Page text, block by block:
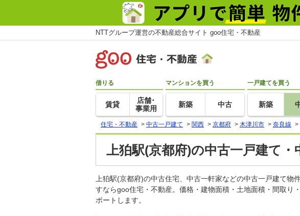
NTTグループ運営の不動産総合サイト goo住宅・不動産
借りる
賃貸
店舗･
事業用
マンションを買う
新築 中古
一戸建てを買う
新築
住宅・不動産 > 中古一戸建て > 関西 > 京都府 > 木津川市 > 奈良線 >
上狛駅(京都府)の中古一戸建て・
上狛駅(京都府)の中古住宅、中古一軒家などの中古一戸建て
すならgoo住宅・不動産。価格・建物面積・土地面積・間取り
ポートします。